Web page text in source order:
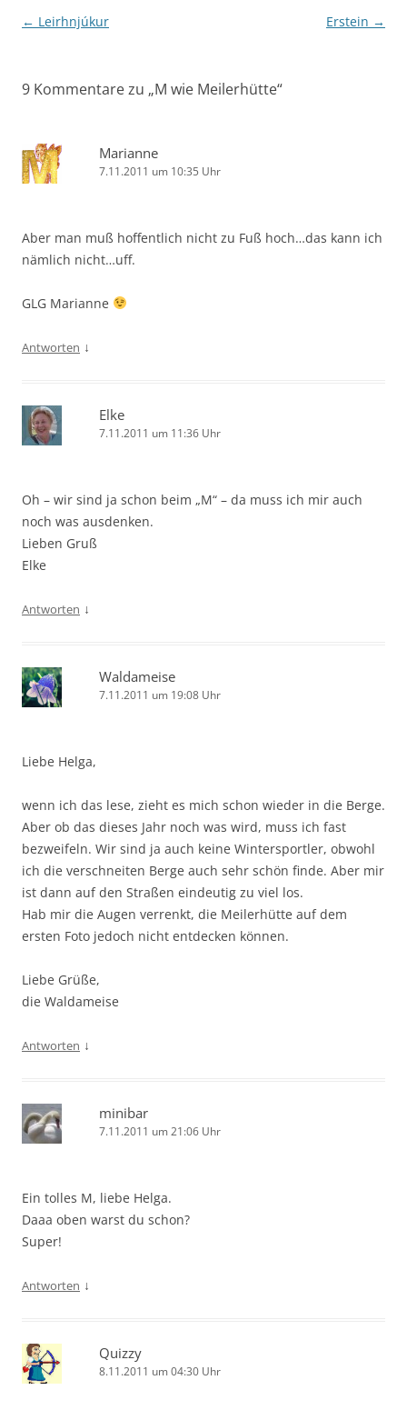
Beitragsnavigation
← Leirhnjúkur Erstein →
9 Kommentare zu „M wie Meilerhütte“
Marianne
7.11.2011 um 10:35 Uhr
Aber man muß hoffentlich nicht zu Fuß hoch…das kann ich
nämlich nicht…uff.
GLG Marianne
Antworten ↓
Elke
7.11.2011 um 11:36 Uhr
Oh – wir sind ja schon beim „M“ – da muss ich mir auch
noch was ausdenken.
Lieben Gruß
Elke
Antworten ↓
Waldameise
7.11.2011 um 19:08 Uhr
Liebe Helga,
wenn ich das lese, zieht es mich schon wieder in die Berge.
Aber ob das dieses Jahr noch was wird, muss ich fast
bezweifeln. Wir sind ja auch keine Wintersportler, obwohl
ich die verschneiten Berge auch sehr schön finde. Aber mir
ist dann auf den Straßen eindeutig zu viel los.
Hab mir die Augen verrenkt, die Meilerhütte auf dem
ersten Foto jedoch nicht entdecken können.
Liebe Grüße,
die Waldameise
Antworten ↓
minibar
7.11.2011 um 21:06 Uhr
Ein tolles M, liebe Helga.
Daaa oben warst du schon?
Super!
Antworten ↓
Quizzy
8.11.2011 um 04:30 Uhr